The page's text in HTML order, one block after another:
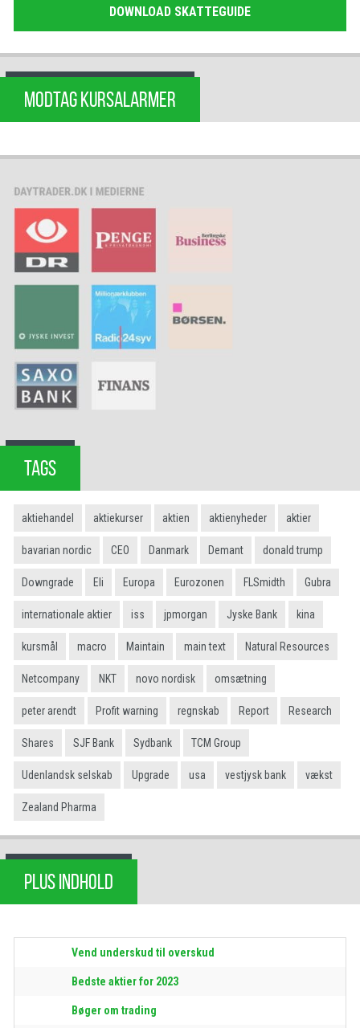
DOWNLOAD SKATTEGUIDE
MODTAG KURSALARMER
TAGS
aktiehandel aktiekurser aktien aktienyheder aktier
bavarian nordic CEO Danmark Demant donald trump
Downgrade Eli Europa Eurozonen FLSmidth Gubra
internationale aktier iss jpmorgan Jyske Bank kina
kursmål macro Maintain main text Natural Resources
Netcompany NKT novo nordisk omsætning
peter arendt Profit warning regnskab Report Research
Shares SJF Bank Sydbank TCM Group
Udenlandsk selskab Upgrade usa vestjysk bank vækst
Zealand Pharma
PLUS INDHOLD
Vend underskud til overskud
Bedste aktier for 2023
Bøger om trading